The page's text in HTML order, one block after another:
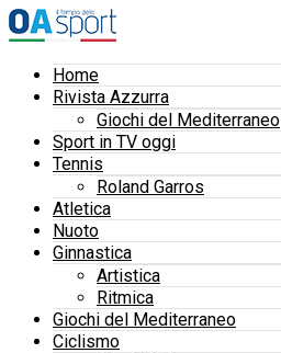
Home
Rivista Azzurra
Giochi del Mediterraneo
Sport in TV oggi
Tennis
Roland Garros
Atletica
Nuoto
Ginnastica
Artistica
Ritmica
Giochi del Mediterraneo
Ciclismo